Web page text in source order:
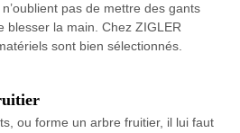
pas de mettre des gants
blesser la main. Chez ZIGLER
sont bien sélectionnés.
ou forme un arbre fruitier, il lui faut